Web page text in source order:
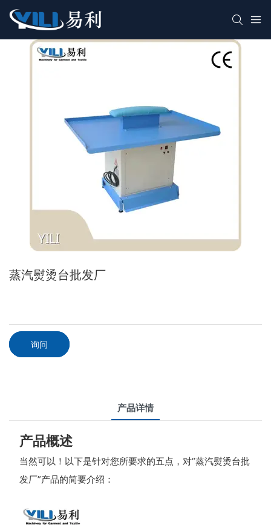
蒸汽熨烫台批发厂
询问
产品详情
产品概述
当然可以！以下是针对您所要求的五点，对“蒸汽熨烫台批
发厂”产品的简要介绍：